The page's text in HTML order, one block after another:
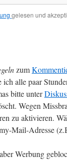
gelesen und
zum
alle paar
bitte unter
Wegen
zu aktivieren.
Mail-Adresse
Werbung